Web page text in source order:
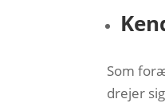
Som
drejer